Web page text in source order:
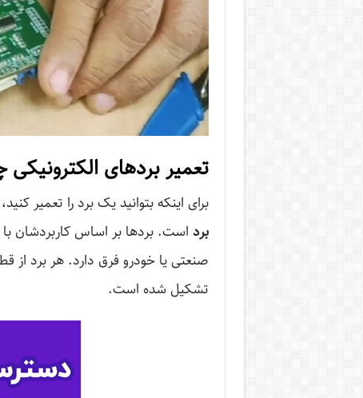
تعمیر بردهای
برای اینکه بتوانید یک برد را تعمیر
برد است. بردها بر اساس کاربردشان با
صنعتی یا خودرو فرق دارد. هر برد از
تشکیل شده است.